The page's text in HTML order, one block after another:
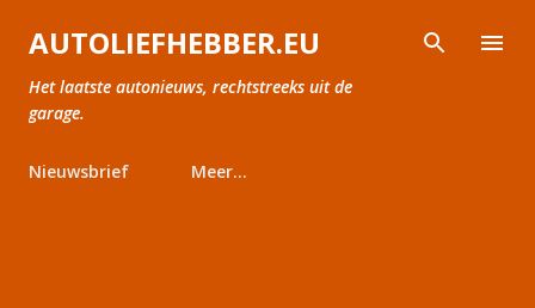
Doorgaan naar hoofdcontent
AUTOLIEFHEBBER.EU
Het laatste autonieuws, rechtstreeks uit de
garage.
Nieuwsbrief Meer…